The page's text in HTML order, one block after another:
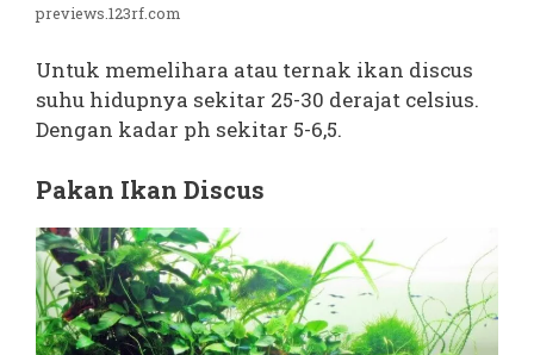
previews.123rf.com
Untuk memelihara atau ternak ikan discus
suhu hidupnya sekitar 25-30 derajat celsius.
Dengan kadar ph sekitar 5-6,5.
Pakan Ikan Discus